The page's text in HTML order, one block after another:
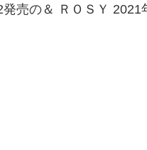
売の＆ ＲＯＳＹ 2021